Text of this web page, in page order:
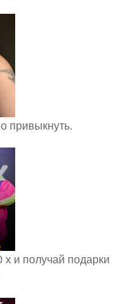
привыкнуть.
и получай подарки